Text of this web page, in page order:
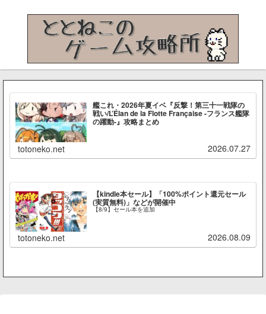
艦これ・2026年夏イベ『反撃！第三十一戦隊の
戦い/L’Élan de la Flotte Française -フランス艦隊
の躍動-』攻略まとめ
totoneko.net 2026.07.27
【kindle本セール】「100%ポイント還元セール
(実質無料)」などが開催中
【8/9】セール本を追加
totoneko.net 2026.08.09